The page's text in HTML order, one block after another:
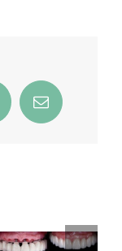
Correo
electrónico